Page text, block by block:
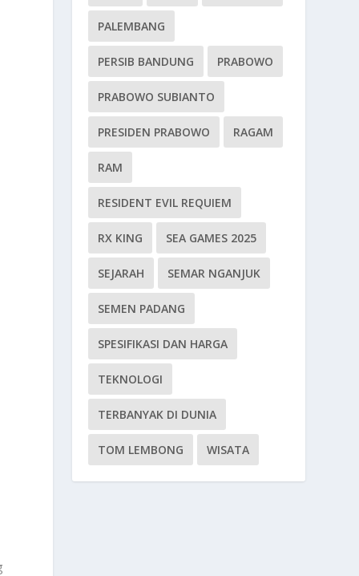
PALEMBANG
PERSIB BANDUNG PRABOWO
PRABOWO SUBIANTO
PRESIDEN PRABOWO RAGAM
RAM
RESIDENT EVIL REQUIEM
RX KING SEA GAMES 2025
SEJARAH SEMAR NGANJUK
SEMEN PADANG
SPESIFIKASI DAN HARGA
TEKNOLOGI
TERBANYAK DI DUNIA
TOM LEMBONG WISATA